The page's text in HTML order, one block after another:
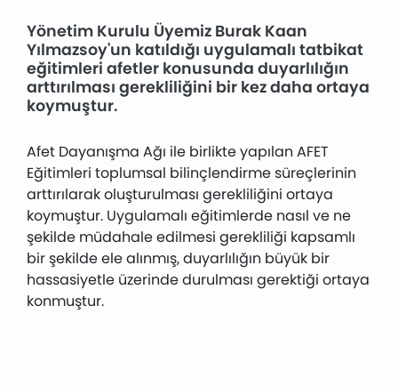
Yönetim Kurulu Üyemiz Burak Kaan
Yılmazsoy'un katıldığı uygulamalı tatbikat
eğitimleri afetler konusunda duyarlılığın
arttırılması gerekliliğini bir kez daha ortaya
koymuştur.
Afet Dayanışma Ağı ile birlikte yapılan AFET
Eğitimleri toplumsal bilinçlendirme süreçlerinin
arttırılarak oluşturulması gerekliliğini ortaya
koymuştur. Uygulamalı eğitimlerde nasıl ve ne
şekilde müdahale edilmesi gerekliliği kapsamlı
bir şekilde ele alınmış, duyarlılığın büyük bir
hassasiyetle üzerinde durulması gerektiği ortaya
konmuştur.